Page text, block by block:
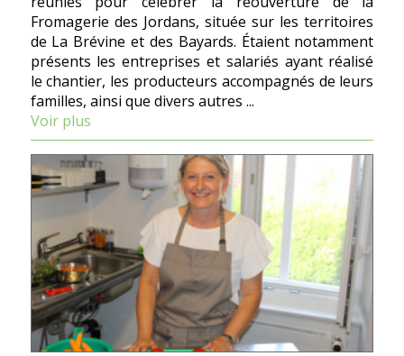
Fromagerie des Jordans, située sur les territoires
de La Brévine et des Bayards. Étaient notamment
présents les entreprises et salariés ayant réalisé
le chantier, les producteurs accompagnés de leurs
familles, ainsi que divers autres ...
Voir plus